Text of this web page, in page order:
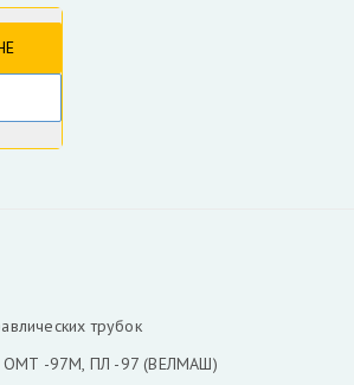
леса и лома
КАМАЗ и другие
продажа
трубок
ОМТ -97М, ПЛ -97 (ВЕЛМАШ)